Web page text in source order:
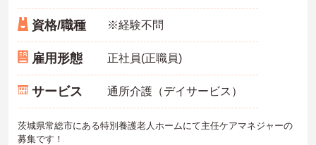
資格/職種 ※経験不問
雇用形態 正社員(正職員)
サービス 通所介護（デイサービス）
茨城県常総市にある特別養護老人ホームにて主任ケアマネジャーの
募集です！